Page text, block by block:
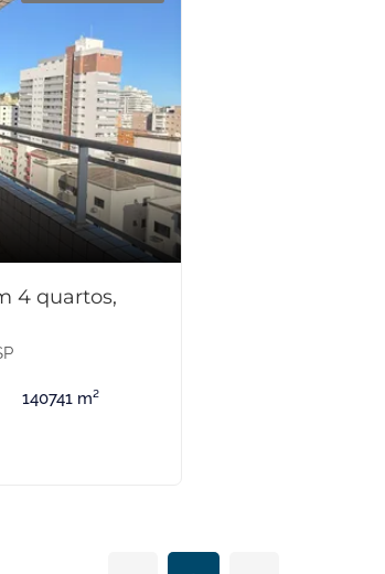
4 quartos,
140741 m²